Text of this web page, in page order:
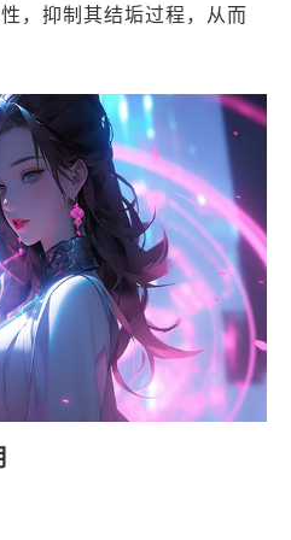
，抑制其结垢过程，从而